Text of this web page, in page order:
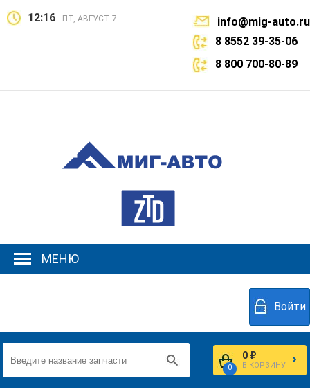
12:16 ПТ, АВГУСТ 7
info@mig-auto.ru
8 8552 39-35-06
8 800 700-80-89
МЕНЮ
Войти
0
0 ₽
В КОРЗИНУ